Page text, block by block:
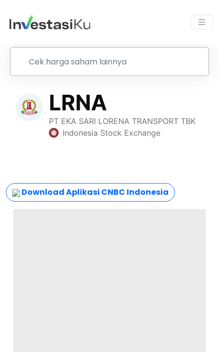
Download Aplikasi CNBC Indonesia